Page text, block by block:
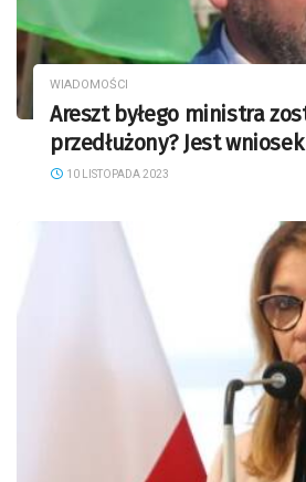
WIADOMOŚCI
Areszt byłego ministra
przedłużony? Jest wniosek
10 LISTOPADA 2023